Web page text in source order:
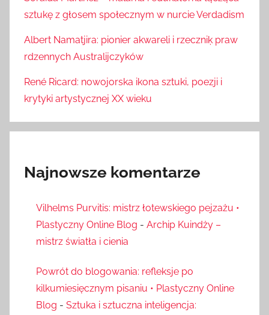
sztukę z głosem społecznym w nurcie Verdadism
Albert Namatjira: pionier akwareli i rzeczniķ praw
rdzennych Australijczyków
René Ricard: nowojorska ikona sztuki, poezji i
krytyki artystycznej XX wieku
Najnowsze komentarze
Vilhelms Purvitis: mistrz łotewskiego pejzażu •
Plastyczny Online Blog - Archip Kuindży –
mistrz światła i cienia
Powrót do blogowania: refleksje po
kilkumiesięcznym pisaniu • Plastyczny Online
Blog - Sztuka i sztuczna inteligencja: